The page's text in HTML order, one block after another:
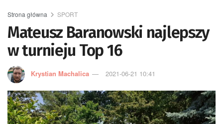
Strona główna SPORT
Mateusz Baranowski najlepszy
w turnieju Top 16
Krystian Machalica 2021-06-21 10:41